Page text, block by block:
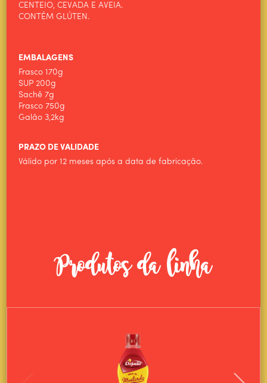
PRODUTOS
CULINÁRIA
CENTEIO, CEVADA E AVEIA.
CONTÉM GLÚTEN.
EMBALAGENS
Frasco 170g
SUP 200g
Sachê 7g
Frasco 750g
Galão 3,2kg
PRAZO DE VALIDADE
Válido por 12 meses após a data de fabricação.
Produtos da linha